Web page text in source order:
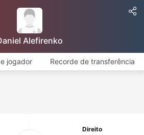
Alefirenko
jogador Recorde de transferência
Direito